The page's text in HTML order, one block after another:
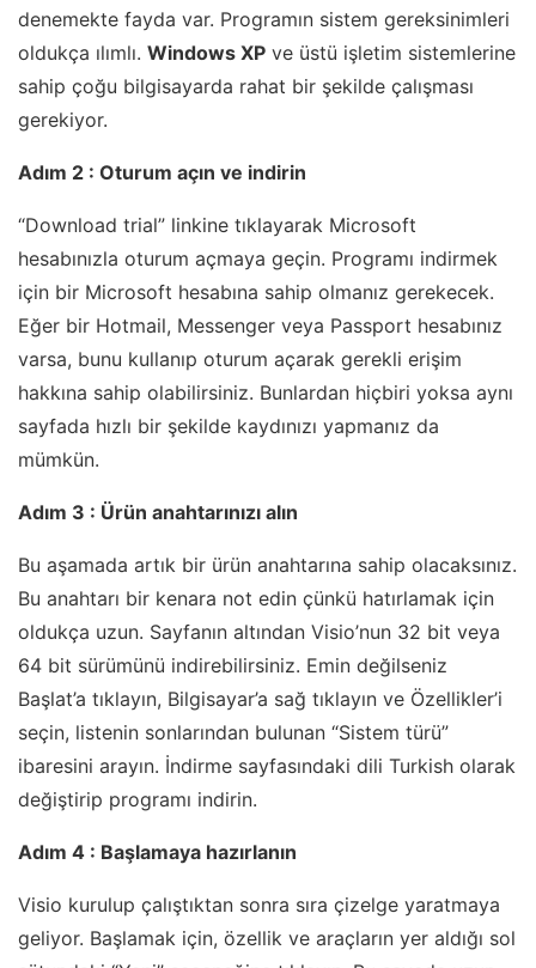
denemekte fayda var. Programın sistem gereksinimleri
oldukça ılımlı. Windows XP ve üstü işletim sistemlerine
sahip çoğu bilgisayarda rahat bir şekilde çalışması
gerekiyor.
Adım 2 : Oturum açın ve indirin
“Download trial” linkine tıklayarak Microsoft
hesabınızla oturum açmaya geçin. Programı indirmek
için bir Microsoft hesabına sahip olmanız gerekecek.
Eğer bir Hotmail, Messenger veya Passport hesabınız
varsa, bunu kullanıp oturum açarak gerekli erişim
hakkına sahip olabilirsiniz. Bunlardan hiçbiri yoksa aynı
sayfada hızlı bir şekilde kaydınızı yapmanız da
mümkün.
Adım 3 : Ürün anahtarınızı alın
Bu aşamada artık bir ürün anahtarına sahip olacaksınız.
Bu anahtarı bir kenara not edin çünkü hatırlamak için
oldukça uzun. Sayfanın altından Visio’nun 32 bit veya
64 bit sürümünü indirebilirsiniz. Emin değilseniz
Başlat’a tıklayın, Bilgisayar’a sağ tıklayın ve Özellikler’i
seçin, listenin sonlarından bulunan “Sistem türü”
ibaresini arayın. İndirme sayfasındaki dili Turkish olarak
değiştirip programı indirin.
Adım 4 : Başlamaya hazırlanın
Visio kurulup çalıştıktan sonra sıra çizelge yaratmaya
geliyor. Başlamak için, özellik ve araçların yer aldığı sol